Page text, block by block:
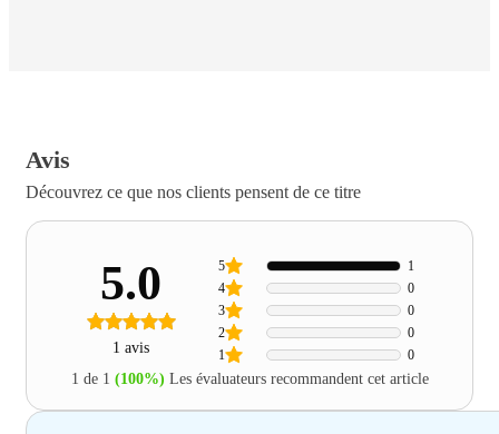
Avis
Découvrez ce que nos clients pensent de ce titre
5.0
1 avis 1 0
2 0
3 0
4 0
5 1
1 de 1 (100%) Les évaluateurs recommandent cet article